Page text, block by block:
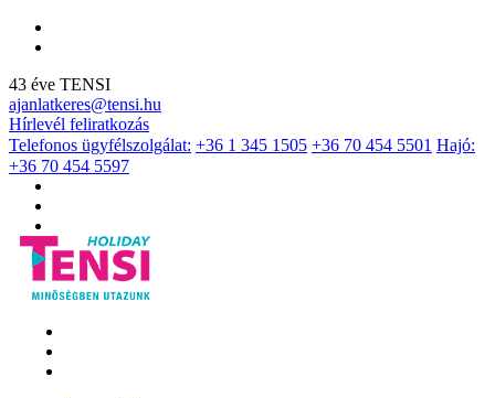
43 éve TENSI
ajanlatkeres@tensi.hu
Hírlevél feliratkozás
Telefonos ügyfélszolgálat: +36 1 345 1505 +36 70 454 5501 Hajó:
+36 70 454 5597